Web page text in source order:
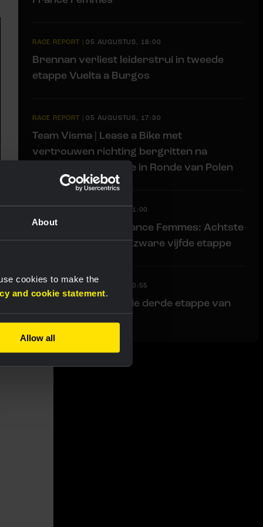
About
cookies to make the
and cookie statement.
Allow all
RACE REPORT |05 AUGUSTUS, 18:00
Brennan verliest leiderstrui in tweede
etappe Vuelta a Burgos
RACE REPORT |05 AUGUSTUS, 17:30
Team Visma | Lease a Bike met
vertrouwen richting bergritten na
nieuwe sprintetappe in Ronde van Polen
05 AUGUSTUS, 11:00
Liveblog Tour de France Femmes: Achtste
plek De Vries in loodzware vijfde etappe
05 AUGUSTUS, 10:55
Liveblog: Volg hier de derde etappe van